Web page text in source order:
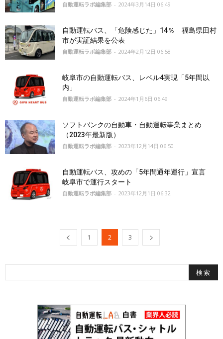
自動運転ラボ編集部 - 2024年3月14日 06:49
自動運転バス、「危険感じた」14％ 福島県田村
市が実証結果を公表
自動運転ラボ編集部 - 2024年2月12日 06:58
岐阜市の自動運転バス、レベル4実現「5年間以
内」
自動運転ラボ編集部 - 2024年1月6日 06:49
ソフトバンクの自動車・自動運転事業まとめ
（2023年最新版）
自動運転ラボ編集部 - 2023年12月14日 06:50
自動運転バス、攻めの「5年間通年運行」宣言
岐阜市で運行スタート
自動運転ラボ編集部 - 2023年12月1日 06:32
1 2 3